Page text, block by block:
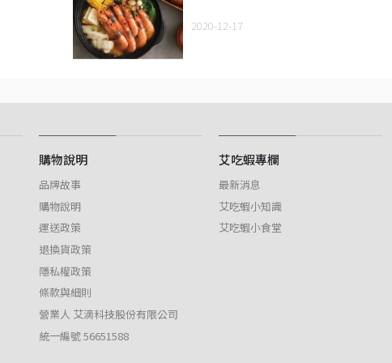
2020-12-17
購物說明
品牌故事
購物說明
運送政策
退換貨政策
隱私權政策
條款與細則
營業人 艾滴科技股份有限公司
統一編號 56651588
艾吃蝦專欄
最新消息
艾吃蝦小知識
艾吃蝦小食堂